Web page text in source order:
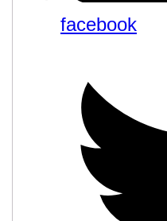
facebook